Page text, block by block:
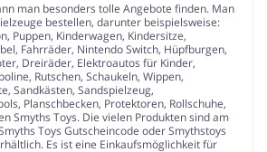
man besonders tolle Angebote finden. Man
bestellen, darunter beispielsweise:
Puppen, Kinderwagen, Kindersitze,
Fahrräder, Nintendo Switch, Hüpfburgen,
Dreiräder, Elektroautos für Kinder,
Rutschen, Schaukeln, Wippen,
Sandkästen, Sandspielzeug,
Planschbecken, Protektoren, Rollschuhe,
Smyths Toys. Die vielen Produkten sind am
Toys Gutscheincode oder Smythstoys
Es ist eine Einkaufsmöglichkeit für